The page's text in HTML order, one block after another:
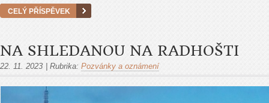
CELÝ PŘÍSPĚVEK
NA SHLEDANOU NA RADHOŠTI
22. 11. 2023 Rubrika: Pozvánky a oznámení